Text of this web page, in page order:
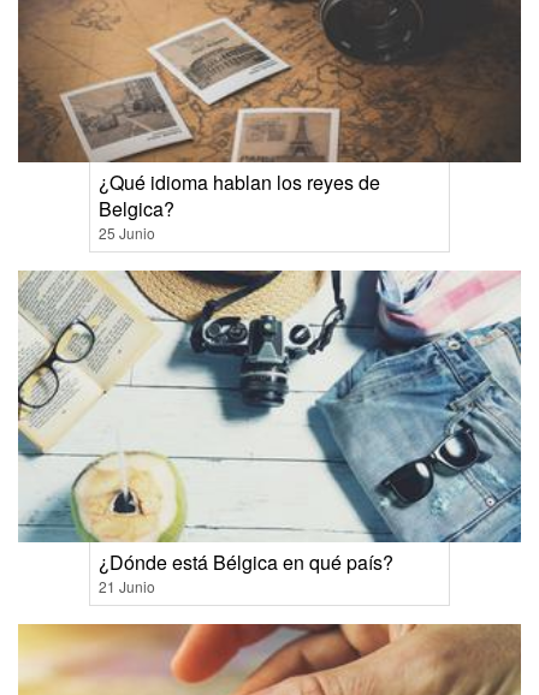
¿Qué idioma hablan los reyes de
Belgica?
25 Junio
¿Dónde está Bélgica en qué país?
21 Junio